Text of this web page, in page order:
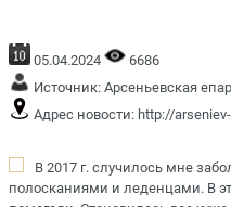
05.04.2024
6686
Источник: Арсеньевская
Адрес новости: http://
В 2017 г. случилось мне
полосканиями и леденцами. В